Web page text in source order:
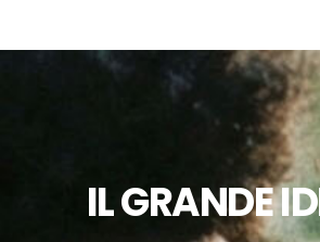
IL GRANDE